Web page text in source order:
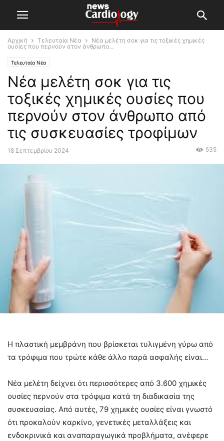
Αρχική Τελευταία Νέα
Νέα μελέτη σοκ για τις τοξικές χημικές
ουσίες που περνούν στον άνθρωπο...
Τελευταία Νέα
Νέα μελέτη σοκ για τις
τοξικές χημικές ουσίες που
περνούν στον άνθρωπο από
τις συσκευασίες τροφίμων
18 Σεπτεμβρίου 2024 535
Η πλαστική μεμβράνη που βρίσκεται τυλιγμένη γύρω από
τα τρόφιμα που τρώτε κάθε άλλο παρά ασφαλής είναι…
Νέα μελέτη δείχνει ότι περισσότερες από 3.600 χημικές
ουσίες περνούν στα τρόφιμα κατά τη διαδικασία της
συσκευασίας. Από αυτές, 79 χημικές ουσίες είναι γνωστό
ότι προκαλούν καρκίνο, γενετικές μεταλλάξεις και
ενδοκρινικά και αναπαραγωγικά προβλήματα, ανέφερε